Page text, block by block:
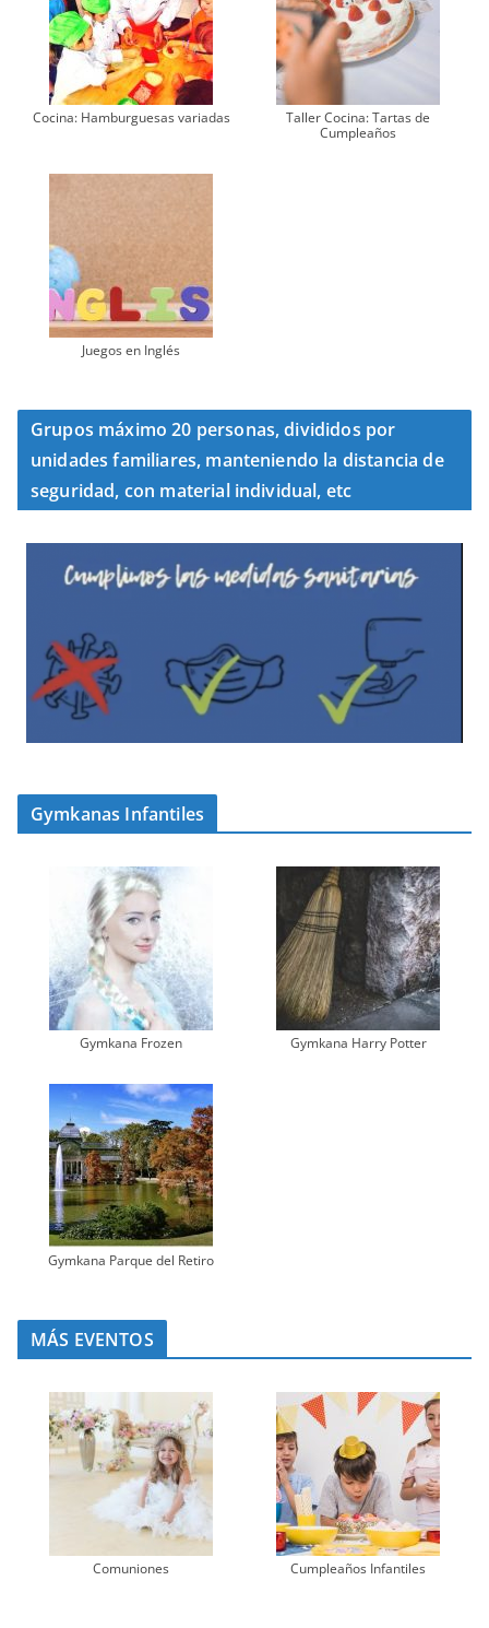
Cocina: Hamburguesas variadas
Taller Cocina: Tartas de
Cumpleaños
Juegos en Inglés
Grupos máximo 20 personas, divididos por
unidades familiares, manteniendo la distancia de
seguridad, con material individual, etc
Gymkanas Infantiles
Gymkana Frozen Gymkana Harry Potter
Gymkana Parque del Retiro
MÁS EVENTOS
Comuniones Cumpleaños Infantiles